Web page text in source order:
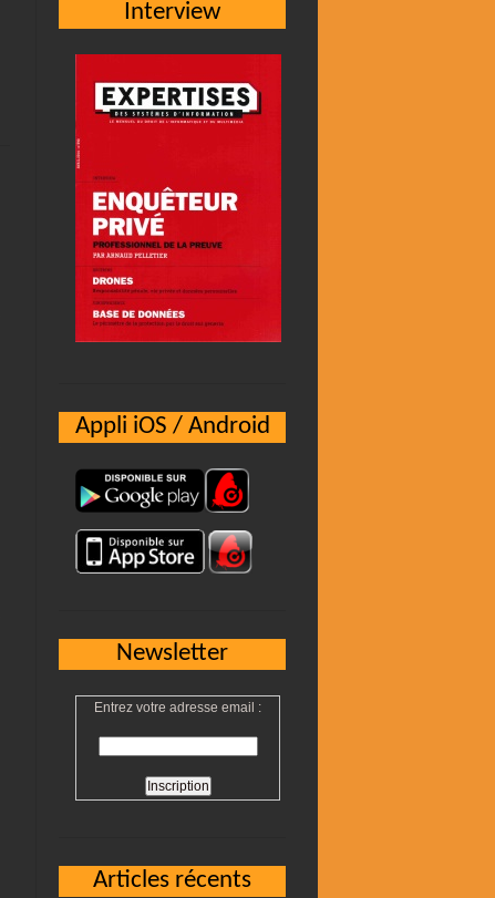
Interview
Appli iOS / Android
Newsletter
Entrez votre adresse email :
Articles récents